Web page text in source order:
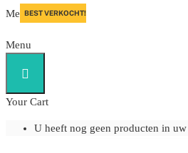
Menu
Menu
Your Cart
U heeft nog geen producten in
BEST VERKOCHT!